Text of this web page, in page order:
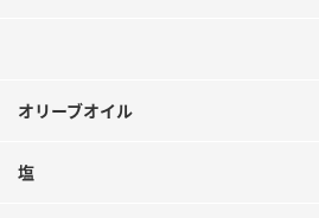
オリーブオイル
塩